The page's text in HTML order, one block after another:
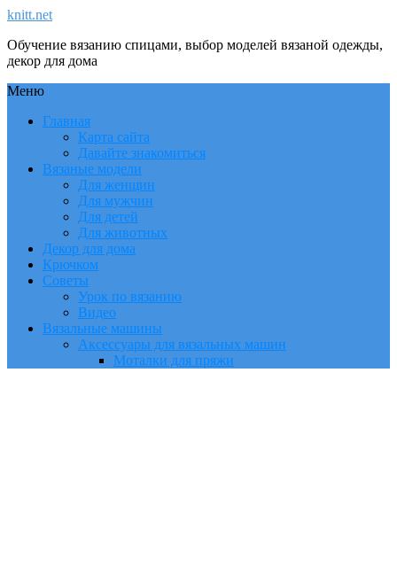
knitt.net
Обучение вязанию спицами, выбор моделей вязаной одежды,
декор для дома
Меню
Главная
Карта сайта
Давайте знакомиться
Вязаные модели
Для женщин
Для мужчин
Для детей
Для животных
Декор для дома
Крючком
Советы
Урок по вязанию
Видео
Вязальные машины
Аксессуары для вязальных машин
Моталки для пряжи